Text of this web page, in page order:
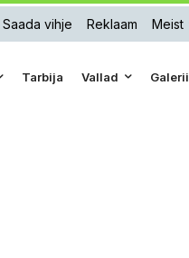
Saada vihje Reklaam Meist
Tarbija Vallad Galerii